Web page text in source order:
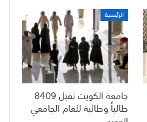
الرئيسية
جامعة الكويت تقبل 8409
طالباً وطالبة للعام الجامعي